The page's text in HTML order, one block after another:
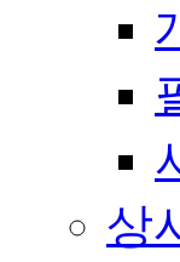
상